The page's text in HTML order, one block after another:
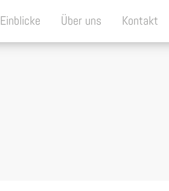
Einblicke Über uns Kontakt